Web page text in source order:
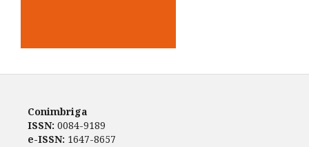
Conimbriga
ISSN: 0084-9189
e-ISSN: 1647-8657